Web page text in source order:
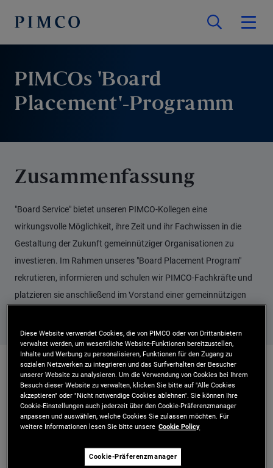
PIMCOs 'Board
Placement'-Programm
Zusammenfassung
"Board Service" bietet unseren PIMCO-Kollegen eine
wirkungsvolle Möglichkeit, ihre Zeit und ihr Fachwissen in die
Gestaltung der Zukunft gemeinnütziger Organisationen zu
investieren. Im Rahmen unseres "Board Placement Program"
rekrutieren, informieren und schulen wir PIMCO-Fachkräfte und
platzieren sie anschließend im Vorstand einer gemeinnützigen
Teilnehmer an unserem "'Board Placement'-
Programm" ("Vorstandsmentoring-Programm")
profitieren von der Auseinandersetzung mit
unterschiedlichen Herausforderungen und
Diese Website verwendet Cookies, die von PIMCO oder von Drittanbietern
verwaltet werden, um wesentliche Website-Funktionen bereitzustellen,
Inhalte und Werbung zu personalisieren, Funktionen für den Zugang zu
sozialen Netzwerken zu integrieren und das Surfverhalten der Besucher
unserer Website zu analysieren. Um die Verwendung von Cookies bei Ihrem
Besuch dieser Website zu verwalten, klicken Sie bitte auf "Alle Cookies
akzeptieren" oder "Nicht notwendige Cookies ablehnen". Sie können Ihre
Cookie-Einstellungen auch jederzeit über den Cookie-Präferenzmanager
anpassen und auswählen, welche Cookies Sie zulassen möchten. Für
weitere Informationen lesen Sie bitte unsere Cookie Policy
Cookie-Präferenzmanager